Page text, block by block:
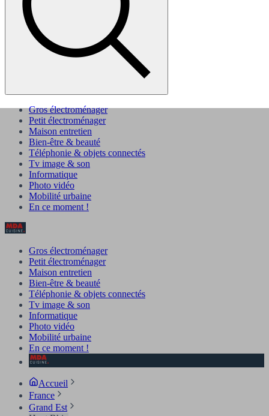
Gros électroménager
Petit électroménager
Maison entretien
Bien-être & beauté
Téléphonie & objets connectés
Tv image & son
Informatique
Photo vidéo
Mobilité urbaine
En ce moment !
Gros électroménager
Petit électroménager
Maison entretien
Bien-être & beauté
Téléphonie & objets connectés
Tv image & son
Informatique
Photo vidéo
Mobilité urbaine
En ce moment !
Accueil
France
Grand Est